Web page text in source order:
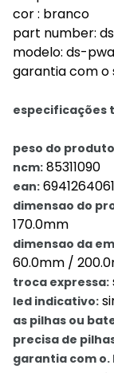
cor : branco
part number:
modelo: ds-
garantia com o
especificações
peso do
ncm: 85311090
ean:
dimensao do
170.0mm
dimensao da
60.0mm /
troca expressa:
led indicativo:
as pilhas ou
precisa de
garantia com o.